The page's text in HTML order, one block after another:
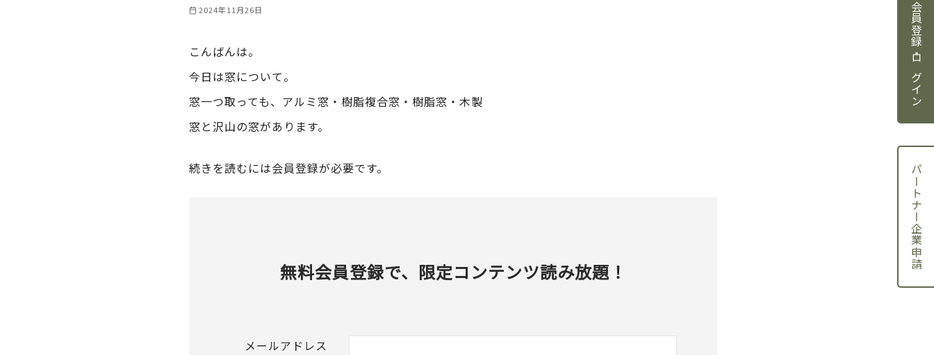
会員登録・ログイン
パートナー企業申請
2024年11月26日
こんばんは。
今日は窓について。
窓一つ取っても、アルミ窓・樹脂複合窓・樹脂窓・木製
窓と沢山の窓があります。
続きを読むには会員登録が必要です。
無料会員登録で、限定コンテンツ読み放題！
メールアドレス